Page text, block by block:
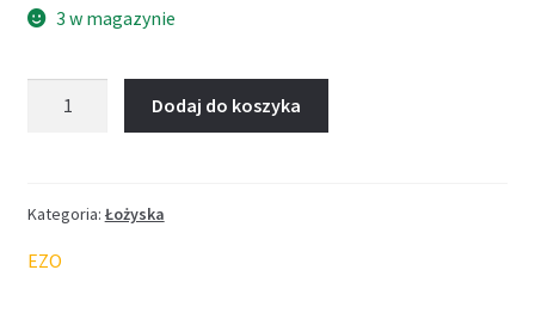
3 w magazynie
2*6*2,5
Dodaj do koszyka
Kategoria: Łożyska
EZO